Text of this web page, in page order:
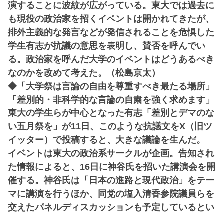
演することに波紋が広がっている。東大では過去に
も現役の政治家を招くイベントは開かれてきたが、
排外主義的な発言などが発信されることを危惧した
学生有志が抗議の意思を表明し、賛否を呼んでい
る。政治家を呼んだ大学のイベントはどうあるべき
なのかを改めて考えた。（松島京太）
◆「大学祭は言論の自由を尊重すべき最たる場所」
「差別的・非科学的な言論の自粛を強く求めます」
東大の学生らが中心となった有志「差別とデマのな
い五月祭を」が11日、このような抗議文をX（旧ツ
イッター）で投稿すると、大きな議論を生んだ。
イベントは東大の政治系サークルが企画。告知され
た情報によると、16日に神谷氏を招いた講演会を開
催する。神谷氏は「日本の進路と現代政治」をテー
マに講演を行うほか、同党の塩入清香参院議員らを
交えたパネルディスカッションも予定しているとい